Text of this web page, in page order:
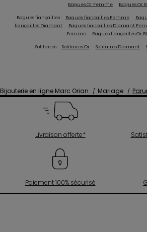
Bagues Or Femme
Bagues Or
Bagues fiançailles : Bagues fiançailles Femme
fiançailles Diamant
Bagues fiançailles Diamant
Femme
Bagues fiançailles Or
Solitaires : Solitaires Or Solitaires Diamant
Bijouterie en ligne Marc Orian Mariage
Livraison offerte*
Paiement 100% sécurisé